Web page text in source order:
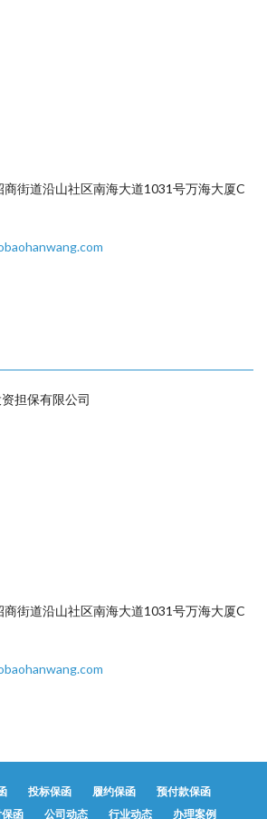
街道沿山社区南海大道1031号万海大厦C
担保有限公司
街道沿山社区南海大道1031号万海大厦C
投标保函 履约保函
预付款保函
函 公司动态 行业动态 办理案例